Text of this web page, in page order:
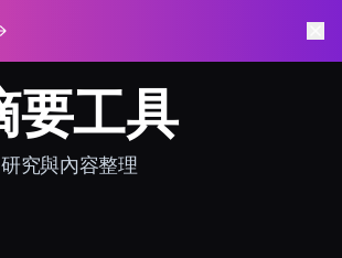
工具
究與內容整理